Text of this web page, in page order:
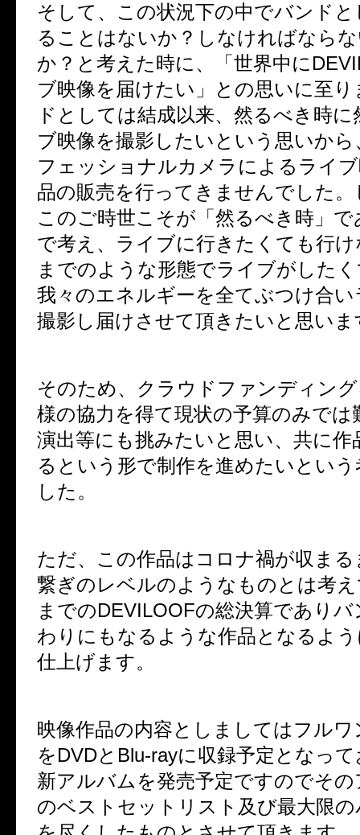
そして、この状況下の中でバンド
ることはないか？しなければなら
か？と考えた時に、「世界中に
ブ映像を届けたい」との思いに至
ドとしては結成以来、然るべき時
ブ映像を撮影したいという思いか
フェッショナルカメラによるライ
品の販売を行ってきませんでした
このご時世こそが「然るべき時」
で考え、ライブに行きたくても行
までのような形態でライブがした
我々のエネルギーを全てぶつけ合
撮影し届けさせて頂きたいと思いま
そのため、クラウドファンディン
様の協力を得て現状の予算のみでは
演出等にも挑みたいと思い、共に作
るという形で制作を進めたいとい
した。
ただ、この作品はコロナ禍が収ま
繋ぎのレベルのようなものとは考
までのDEVILOOFの総決算であり
わりにもなるような作品となるよ
仕上げます。
映像作品の内容としましてはフル
をDVDとBlu-rayに収録予定となっ
新アルバムを発売予定ですのでそ
のベストセットリスト及び最大限